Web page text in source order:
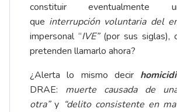
constituir eventualmente
que interrupción voluntaria del
impersonal “IVE”(por sus siglas),
pretenden llamarlo ahora?
¿Alerta lo mismo decir
DRAE: muerte causada de
otra”y “delito consistente en